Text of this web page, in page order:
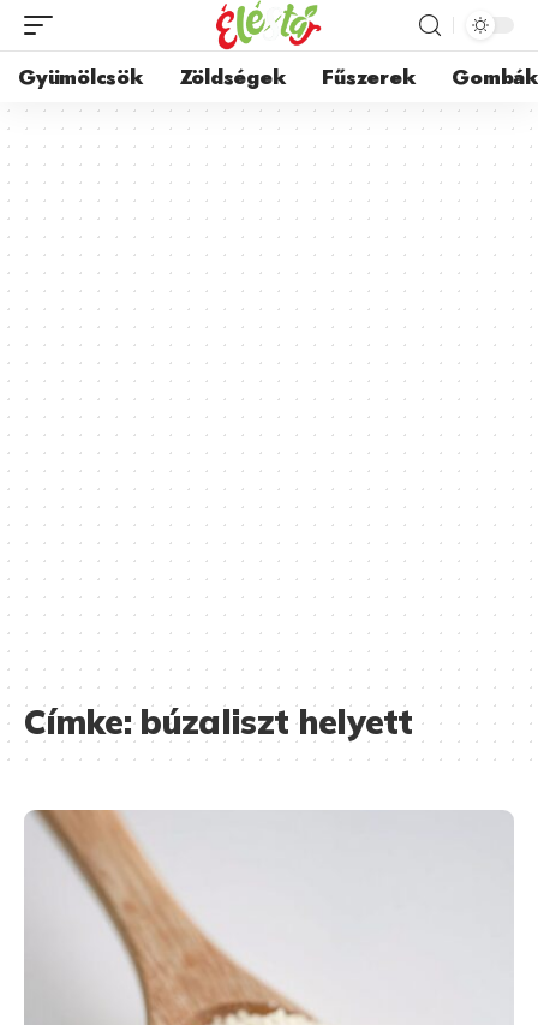
Gyümölcsök Zöldségek Fűszerek Gombák
Címke:búzaliszt helyett